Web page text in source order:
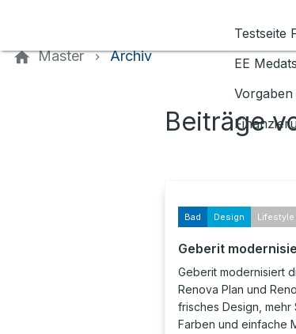
Testseite
EE
Master Archiv
Beiträge
Bad Design Lifestyle
Geberit
Geberit modernisiert
Renova Plan und
frisches Design, mehr
Farben und einfache